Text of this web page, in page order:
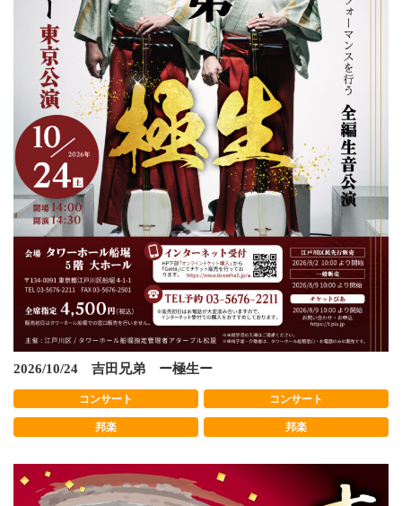
2026/10/24 吉田兄弟 ー極生ー
コンサート
邦楽
コンサート
邦楽